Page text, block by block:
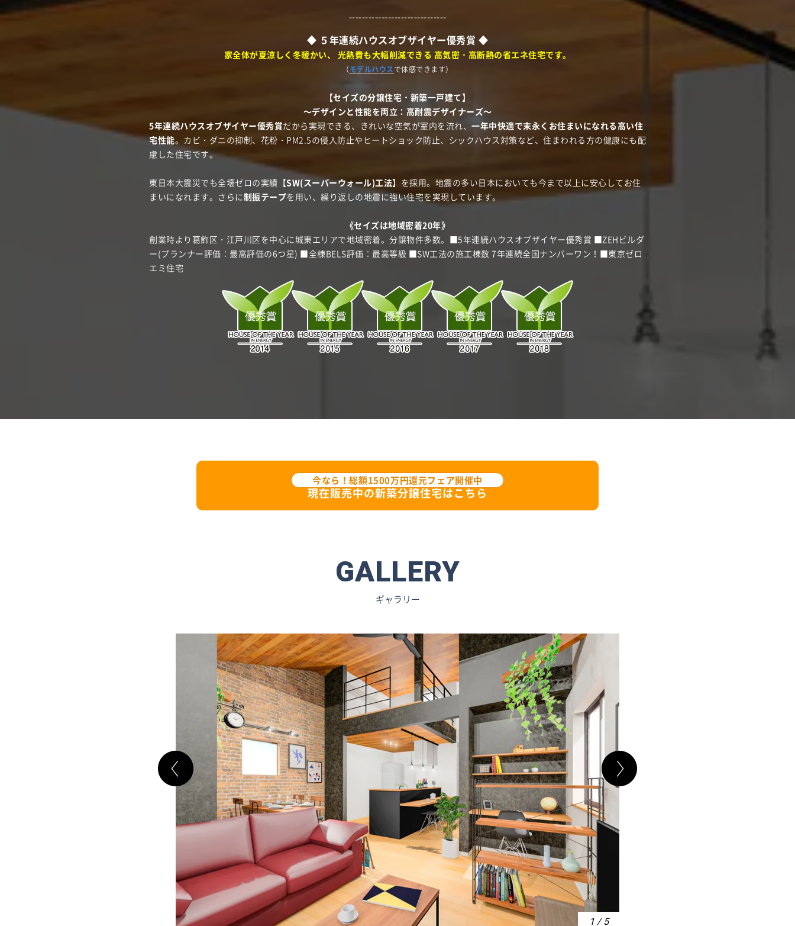
------------------------------
◆ ５年連続ハウスオブザイヤー優秀賞 ◆
家全体が夏涼しく冬暖かい、 光熱費も大幅削減できる 高気密・高断熱の省エネ住宅です。
（モデルハウスで体感できます）
【セイズの分譲住宅・新築一戸建て】
～デザインと性能を両立：高耐震デザイナーズ～
5年連続ハウスオブザイヤー優秀賞だから実現できる、きれいな空気が室内を流れ、 一年中快適で末永くお住まいになれる高い住
宅性能。カビ・ダニの抑制、花粉・PM2.5の侵入防止やヒートショック防止、シックハウス対策など、住まわれる方の健康にも配
慮した住宅です。
東日本大震災でも全壊ゼロの実績【SW(スーパーウォール)工法】を採用。地震の多い日本においても今まで以上に安心してお住
まいになれます。さらに制振テープを用い、繰り返しの地震に強い住宅を実現しています。
《セイズは地域密着20年》
創業時より葛飾区・江戸川区を中心に城東エリアで地域密着。分譲物件多数。■5年連続ハウスオブザイヤー優秀賞 ■ZEHビルダ
ー(プランナー評価：最高評価の6つ星) ■全棟BELS評価：最高等級 ■SW工法の施工棟数 7年連続全国ナンバーワン！■東京ゼロ
エミ住宅
今なら！総額1500万円還元フェア開催中
現在販売中の新築分譲住宅はこちら
GALLERY
ギャラリー
1/ 5